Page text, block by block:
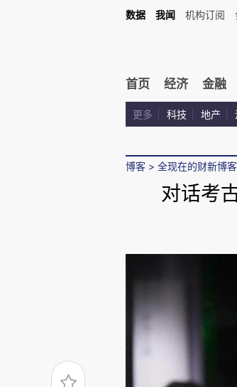
数据 我闻 机构订阅
首页 经济 金融
更多 科技 地产
博客 > 全现在的财新博客
对话考